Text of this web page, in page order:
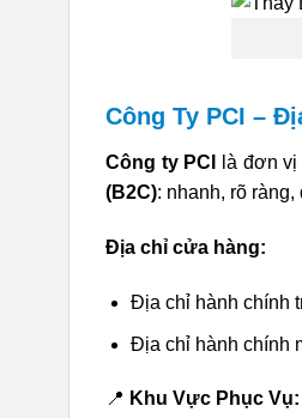
Công Ty PCI –
Công ty PCI là đơn
(B2C): nhanh, rõ
Địa chỉ cửa hàng:
Địa chỉ hành chính
Địa chỉ hành chính
📍 Khu Vực Phục Vụ: